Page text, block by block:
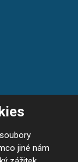
jiné nám